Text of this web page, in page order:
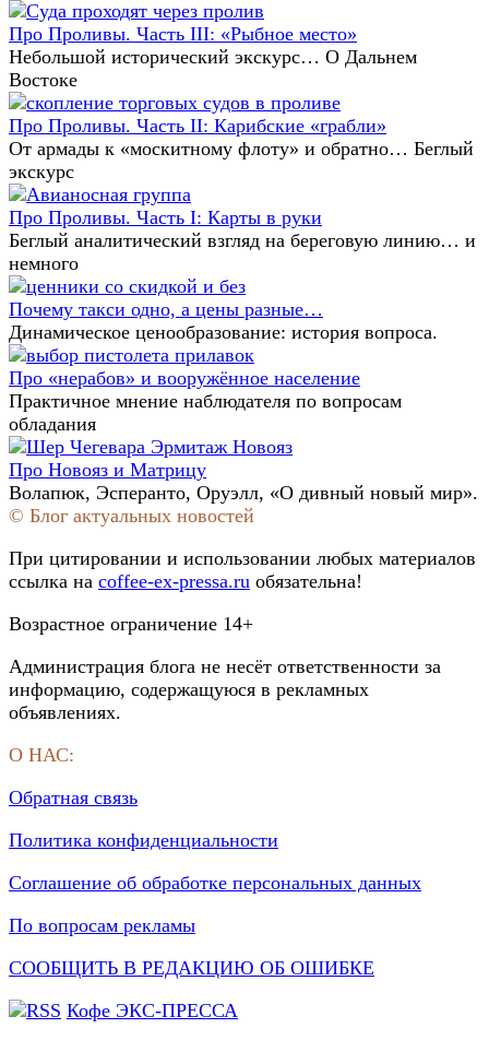
Про Проливы. Часть III: «Рыбное место»
Небольшой исторический экскурс… О Дальнем
Востоке
Про Проливы. Часть II: Карибские «грабли»
От армады к «москитному флоту» и обратно… Беглый
экскурс
Про Проливы. Часть I: Карты в руки
Беглый аналитический взгляд на береговую линию… и
немного
Почему такси одно, а цены разные…
Динамическое ценообразование: история вопроса.
Про «нерабов» и вооружённое население
Практичное мнение наблюдателя по вопросам
обладания
Про Новояз и Матрицу
Волапюк, Эсперанто, Оруэлл, «О дивный новый мир».
© Блог актуальных новостей
При цитировании и использовании любых материалов
ссылка на coffee-ex-pressa.ru обязательна!
Возрастное ограничение 14+
Администрация блога не несёт ответственности за
информацию, содержащуюся в рекламных
объявлениях.
О НАС:
Обратная связь
Политика конфиденциальности
Соглашение об обработке персональных данных
По вопросам рекламы
СООБЩИТЬ В РЕДАКЦИЮ ОБ ОШИБКЕ
Кофе ЭКС-ПРЕССА